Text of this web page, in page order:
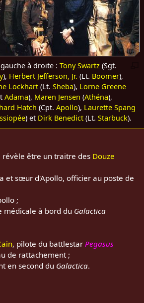
à droite :Tony Swartz (Sgt.
), Herbert Jefferson, Jr. (Lt. Boomer),
Lockhart (Lt.Sheba), Lorne Greene
Adama), Maren Jensen (Athéna),
Hatch (Cpt.Apollo), Laurette Spang
) et Dirk Benedict (Lt.Starbuck).
être un traitre des Douze
et sœur d'Apollo, officier au poste de
;
médicale à bord du Galactica
, pilote du battlestar Pegasus
de rattachement ;
en second du Galactica.